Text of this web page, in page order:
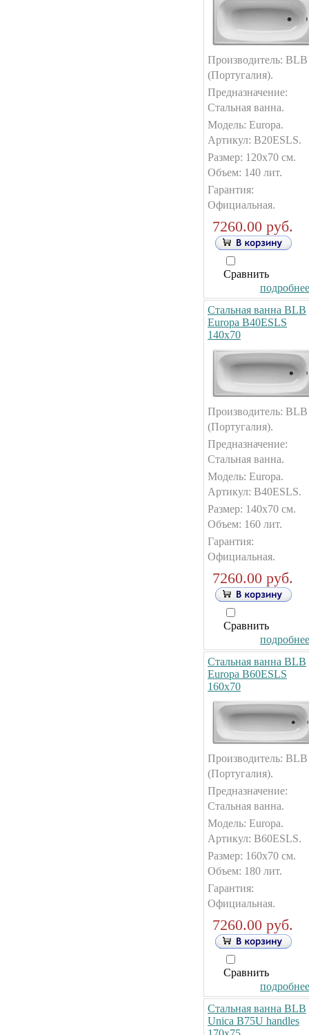
Производитель: BLB
(Португалия).
Предназначение:
Стальная ванна.
Модель: Europa.
Артикул: B20ESLS.
Размер: 120x70 см.
Объем: 140 лит.
Гарантия:
Официальная.
7260.00 руб.
Сравнить
Стальная ванна BLB
Europa B40ESLS
140x70
Производитель: BLB
(Португалия).
Предназначение:
Стальная ванна.
Модель: Europa.
Артикул: B40ESLS.
Размер: 140x70 см.
Объем: 160 лит.
Гарантия:
Официальная.
7260.00 руб.
Сравнить
Стальная ванна BLB
Europa B60ESLS
160x70
Производитель: BLB
(Португалия).
Предназначение:
Стальная ванна.
Модель: Europa.
Артикул: B60ESLS.
Размер: 160x70 см.
Объем: 180 лит.
Гарантия:
Официальная.
7260.00 руб.
Сравнить
Стальная ванна BLB
Unica B75U handles